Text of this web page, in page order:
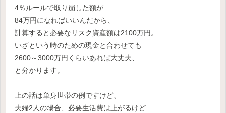
4％ルールで取り崩した額が
84万円になればいいんだから、
計算すると必要なリスク資産額は2100万円。
いざという時のための現金と合わせても
2600～3000万円くらいあれば大丈夫、
と分かります。
上の話は単身世帯の例ですけど、
夫婦2人の場合、必要生活費は上がるけど